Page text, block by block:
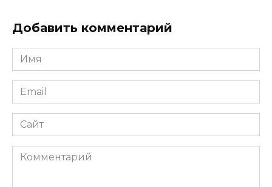
Добавить комментарий
Имя
*
Email
*
Сайт
Комментарий